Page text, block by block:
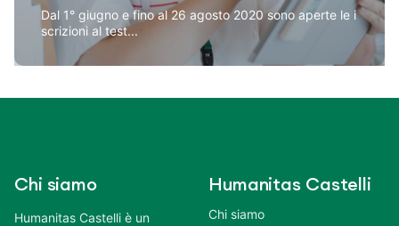
Dal 1° giugno e fino al 26 agosto 2020 sono aperte le i
scrizioni al test...
Chi siamo
Humanitas Castelli è un
Humanitas Castelli
Chi siamo